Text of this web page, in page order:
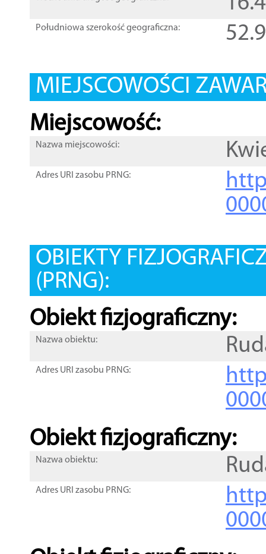
Południowa szerokość geograficzna:
MIEJSCOWOŚCI
Miejscowość:
Nazwa miejscowości:
Adres URI zasobu PRNG:
OBIEKTY
(PRNG):
Obiekt fizjograficzny:
Nazwa obiektu:
Adres URI zasobu PRNG:
Obiekt fizjograficzny:
Nazwa obiektu:
Adres URI zasobu PRNG: